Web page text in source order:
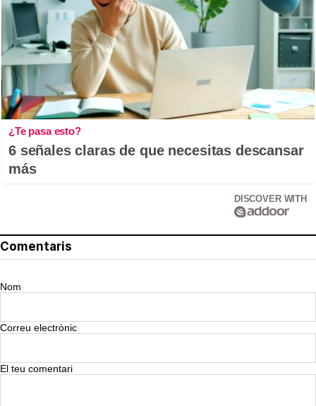
¿Te pasa esto?
6 señales claras de que necesitas descansar
más
DISCOVER WITH
Comentaris
Nom
Correu electrònic
El teu comentari